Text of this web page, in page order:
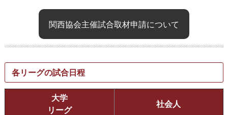
関西協会主催試合取材申請について
各リーグの試合日程
大学
リーグ
社会人